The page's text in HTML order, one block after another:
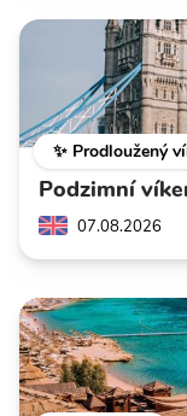
✨ Prodloužený
Podzimní
07.08.2026